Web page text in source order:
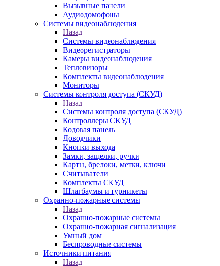
Вызывные панели
Аудиодомофоны
Системы видеонаблюдения
Назад
Системы видеонаблюдения
Видеорегистраторы
Камеры видеонаблюдения
Тепловизоры
Комплекты видеонаблюдения
Мониторы
Системы контроля доступа (СКУД)
Назад
Системы контроля доступа (СКУД)
Контроллеры СКУД
Кодовая панель
Доводчики
Кнопки выхода
Замки, защелки, ручки
Карты, брелоки, метки, ключи
Считыватели
Комплекты СКУД
Шлагбаумы и турникеты
Охранно-пожарные системы
Назад
Охранно-пожарные системы
Охранно-пожарная сигнализация
Умный дом
Беспроводные системы
Источники питания
Назад